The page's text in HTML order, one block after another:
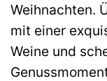
Weihnachten.
mit einer
Weine und